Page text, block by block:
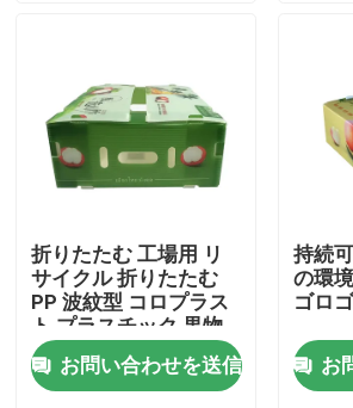
ビデオ
工場 ツアー
品質管理
折りたたむ 工場用 リ
サイクル 折りたたむ
PP 波紋型 コロプラス
ト プラスチック 果物
野菜 箱
お問い合わせを送信
持続
の環
ゴロ
お